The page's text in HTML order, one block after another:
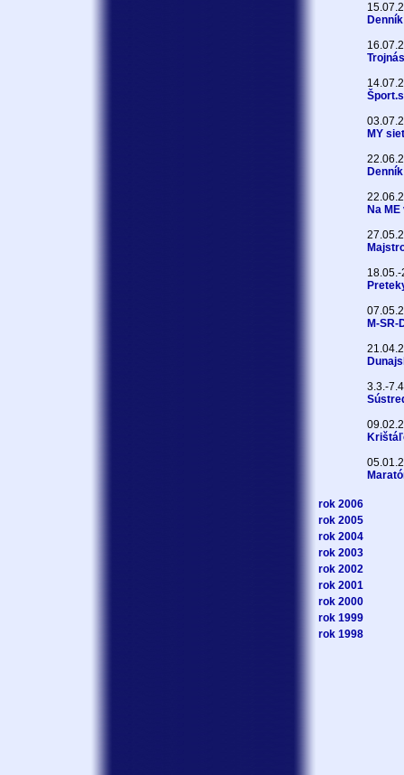
MY
Na
M-SR-
3.3.-
rok 2006
rok 2005
rok 2004
rok 2003
rok 2002
rok 2001
rok 2000
rok 1999
rok 1998